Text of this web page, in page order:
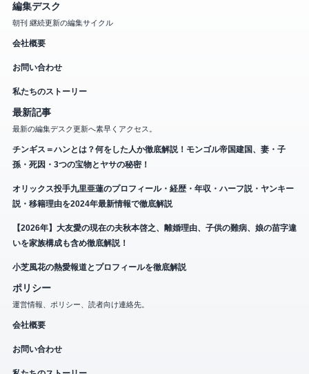
編集デスク
朝刊 継続更新の編集サイクル
会社概要
お問い合わせ
私たちのストーリー
最新記事
最新の編集デスク更新へ素早くアクセス。
チンギス＝ハンとは？何をした人か徹底解説！モンゴル帝国建国、妻・子
孫・死因・3つの宝物とヤサの秘密！
オリックス投手九里亜蓮のプロフィール・経歴・年収・ハーフ説・ヤンキー
説・移籍理由を2024年最新情報で徹底解説
【2026年】大友愛の現在の夫秋本啓之、離婚理由、子供の難病、娘の苗字違
いを家族構成も含め徹底解説！
小芝風花の熱愛報道とプロフィールを徹底解説
ポリシー
運営情報、ポリシー、読者向け連絡先。
会社概要
お問い合わせ